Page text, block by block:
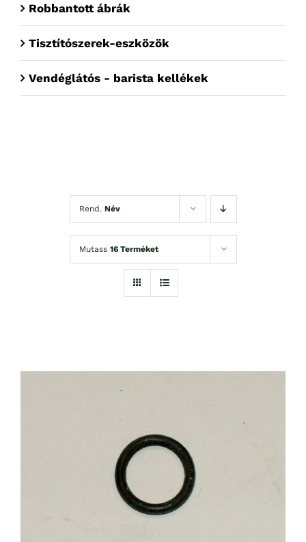
Rend. Név
Mutass 16 Terméket
KOSÁRBA TESZEM RÉSZLETEK
Robbantott ábrák
Tisztítószerek-eszközök
Vendéglátós - barista kellékek